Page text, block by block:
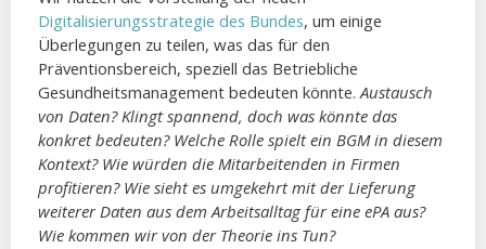
Digitalisierungsstrategie des Bundes, um einige
Überlegungen zu teilen, was das für den
Präventionsbereich, speziell das Betriebliche
Gesundheitsmanagement bedeuten könnte.Austausch
von Daten? Klingt spannend, doch was könnte das
konkret bedeuten? Welche Rolle spielt ein BGM in diesem
Kontext? Wie würden die Mitarbeitenden in Firmen
profitieren? Wie sieht es umgekehrt mit der Lieferung
weiterer Daten aus dem Arbeitsalltag für eine ePA aus?
Wie kommen wir von der Theorie ins Tun?